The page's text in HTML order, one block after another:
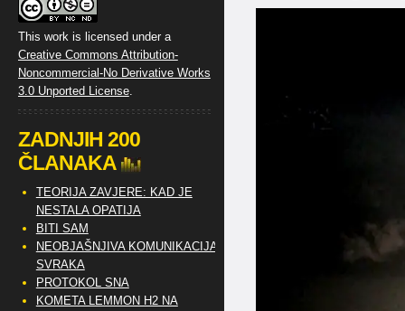
This work is licensed under a
Creative Commons Attribution-
Noncommercial-No Derivative Works
3.0 Unported License.
ZADNJIH 200
ČLANAKA
TEORIJA ZAVJERE: KAD JE
NESTALA OPATIJA
BITI SAM
NEOBJAŠNJIVA KOMUNIKACIJA
SVRAKA
PROTOKOL SNA
KOMETA LEMMON H2 NA